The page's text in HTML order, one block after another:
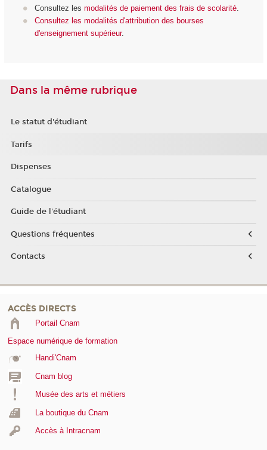
Consultez les modalités de paiement des frais de scolarité.
Consultez les modalités d'attribution des bourses
d'enseignement supérieur.
Dans la même rubrique
Le statut d'étudiant
Tarifs
Dispenses
Catalogue
Guide de l'étudiant
Questions fréquentes
Contacts
ACCÈS DIRECTS
Portail Cnam
Espace numérique de formation
Handi'Cnam
Cnam blog
Musée des arts et métiers
La boutique du Cnam
Accès à Intracnam